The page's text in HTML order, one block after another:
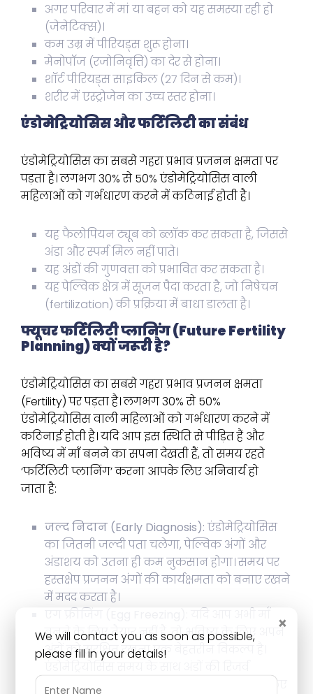
अगर परिवार में मां या बहन को यह समस्या रही हो
(जेनेटिक्स)।
कम उम्र में पीरियड्स शुरू होना।
मेनोपॉज (रजोनिवृत्ति) का देर से होना।
शॉर्ट पीरियड्स साइकिल (27 दिन से कम)।
शरीर में एस्ट्रोजेन का उच्च स्तर होना।
एंडोमेट्रियोसिस और फर्टिलिटी का संबंध
एंडोमेट्रियोसिस का सबसे गहरा प्रभाव प्रजनन क्षमता पर
पड़ता है। लगभग 30% से 50% एंडोमेट्रियोसिस वाली
महिलाओं को गर्भधारण करने में कठिनाई होती है।
यह फैलोपियन ट्यूब को ब्लॉक कर सकता है, जिससे
अंडा और स्पर्म मिल नहीं पाते।
यह अंडों की गुणवत्ता को प्रभावित कर सकता है।
यह पेल्विक क्षेत्र में सूजन पैदा करता है, जो निषेचन
(fertilization) की प्रक्रिया में बाधा डालता है।
फ्यूचर फर्टिलिटी प्लानिंग (Future Fertility
Planning) क्यों जरूरी है?
एंडोमेट्रियोसिस का सबसे गहरा प्रभाव प्रजनन क्षमता
(Fertility) पर पड़ता है। लगभग 30% से 50%
एंडोमेट्रियोसिस वाली महिलाओं को गर्भधारण करने में
कठिनाई होती है। यदि आप इस स्थिति से पीड़ित हैं और
भविष्य में माँ बनने का सपना देखती हैं, तो समय रहते
‘फर्टिलिटी प्लानिंग’ करना आपके लिए अनिवार्य हो
जाता है:
जल्द निदान (Early Diagnosis):एंडोमेट्रियोसिस
का जितनी जल्दी पता चलेगा, पेल्विक अंगों और
अंडाशय को उतना ही कम नुकसान होगा। समय पर
हस्तक्षेप प्रजनन अंगों की कार्यक्षमता को बनाए रखने
में मदद करता है।
बनने के लिए तैयार नहीं हैं, तो भविष्य के लिए अपने
अंडों को सुरक्षित रखना एक बेहतरीन विकल्प है।
(Ovarian Reserve) को कम कर सकता है, इसलिए
×
We will contact you as soon as possible,
please fill in your details!